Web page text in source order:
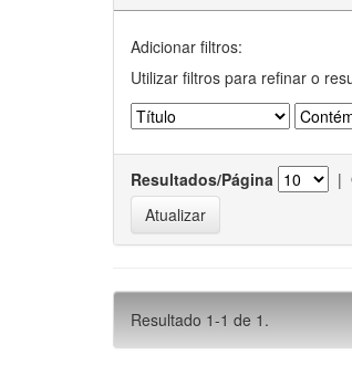
Adicionar filtros:
Utilizar filtros para refinar o
Resultados/Página |
Resultado 1-1 de 1.